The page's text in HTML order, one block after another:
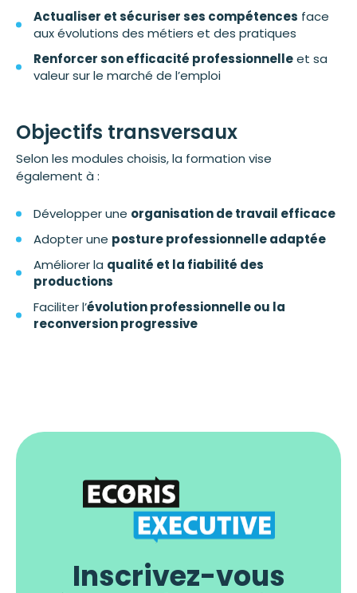
Actualiser et sécuriser ses compétences face
aux évolutions des métiers et des pratiques
Renforcer son efficacité professionnelleet sa
valeur sur le marché de l’emploi
Objectifs transversaux
Selon les modules choisis, la formation vise
également à :
Développer une organisation de travail efficace
Adopter une posture professionnelle adaptée
Améliorer la qualité et la fiabilité des
productions
Faciliter l’évolution professionnelle ou la
reconversion progressive
Inscrivez-vous